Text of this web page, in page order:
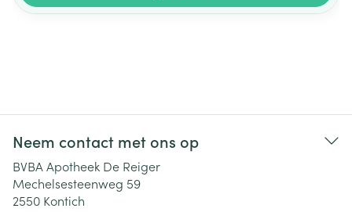
Neem contact met ons op
BVBA Apotheek De Reiger
Mechelsesteenweg 59
2550 Kontich